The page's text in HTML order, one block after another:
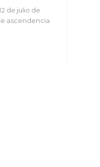
de julio de
ascendencia